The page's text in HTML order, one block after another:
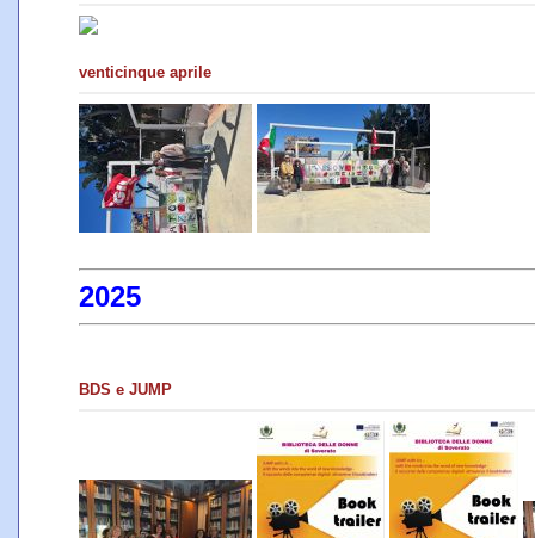
venticinque aprile
2025
BDS e JUMP